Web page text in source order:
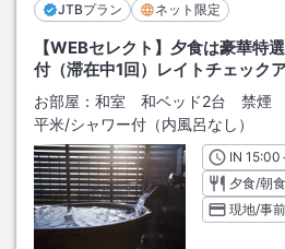
JTBプラン ネット限定
【WEBセレクト】夕食は豪華特
付（滞在中1回）レイトチェック
お部屋： 和室 和ベッド2台 禁煙
平米/シャワー付（内風呂なし）
INチェ
15:00
夕食/朝
現地/事